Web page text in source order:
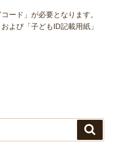
ード」が必要となります。
よび「子どもID記載用紙」